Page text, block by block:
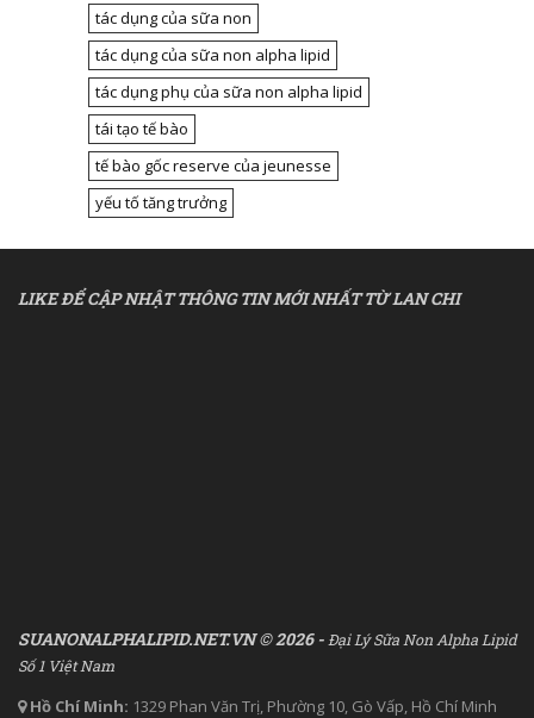
tác dụng của sữa non
tác dụng của sữa non alpha lipid
tác dụng phụ của sữa non alpha lipid
tái tạo tế bào
tế bào gốc reserve của jeunesse
yếu tố tăng trưởng
LIKE ĐỂ CẬP NHẬT THÔNG TIN MỚI NHẤT TỪ LAN CHI
SUANONALPHALIPID.NET.VN © 2026 -Đại Lý Sữa Non Alpha Lipid
Số 1 Việt Nam
Hồ Chí Minh: 1329 Phan Văn Trị, Phường 10, Gò Vấp, Hồ Chí Minh